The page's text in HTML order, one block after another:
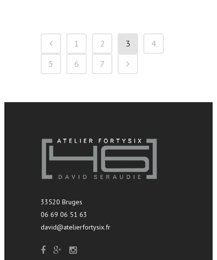
1 2 3
4
5
6 7
33520 Bruges
06 69 06 51 63
david@atelierfortysix.fr